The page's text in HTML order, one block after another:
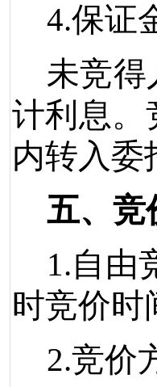
4.保证
未竞
计利息。
内转入委
五、 竞
1.自由
时竞价时
2.竞价